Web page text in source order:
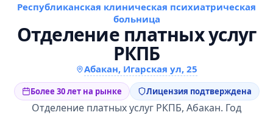
Республиканская клиническая психиатрическая
больница
Отделение платных услуг
РКПБ
Абакан, Игарская ул, 25
Более 30 лет на рынке Лицензия подтверждена
Отделение платных услуг РКПБ, Абакан. Год